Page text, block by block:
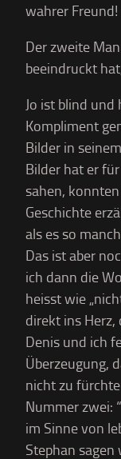
wahrer Freund!
Der zweite
beeindruckt
Jo ist blind und
Kompliment
Bilder in
Bilder hat er
sahen,
Geschichte
als es so
Das ist aber
ich dann die
heisst wie
direkt ins Herz,
Denis und ich
Überzeugung,
nicht zu
Nummer zwei:
im Sinne von
Stephan